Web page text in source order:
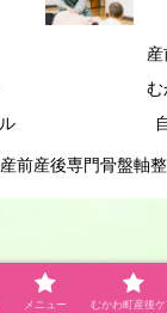
前産後専門骨盤軸
メニュー むかわ町産後ケ